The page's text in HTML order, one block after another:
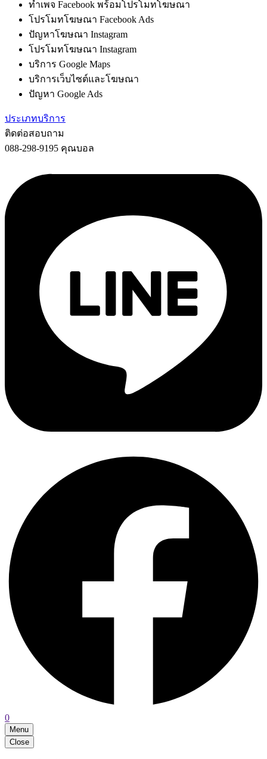
ทำเพจ Facebook พร้อมโปรโมทโฆษณา
โปรโมทโฆษณา Facebook Ads
ปัญหาโฆษณา Instagram
โปรโมทโฆษณา Instagram
บริการ Google Maps
บริการเว็บไซต์และโฆษณา
ปัญหา Google Ads
ประเภทบริการ
ติดต่อสอบถาม
088-298-9195 คุณบอล
0
Menu
Close